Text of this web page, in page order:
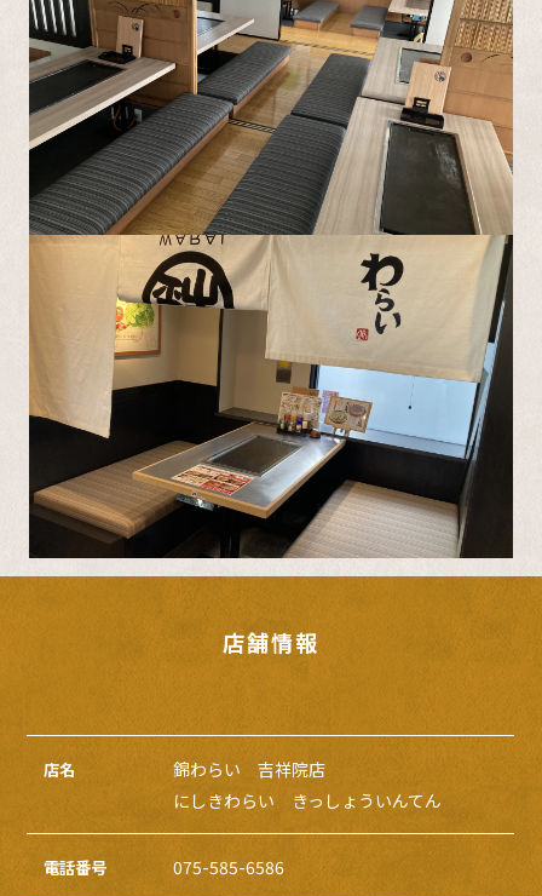
店舗情報
店名
錦わらい 吉祥院店
にしきわらい きっしょういんてん
電話番号 075-585-6586